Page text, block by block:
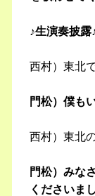
♪生演奏披露
西村）東北
門松）僕も
西村）東北
門松）みな
くださいま